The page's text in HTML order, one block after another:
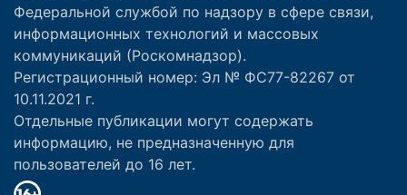
Федеральной службой по надзору в сфере связи,
информационных технологий и массовых
коммуникаций (Роскомнадзор).
Регистрационный номер: Эл № ФС77-82267 от
10.11.2021 г.
Отдельные публикации могут содержать
информацию, не предназначенную для
пользователей до 16 лет.